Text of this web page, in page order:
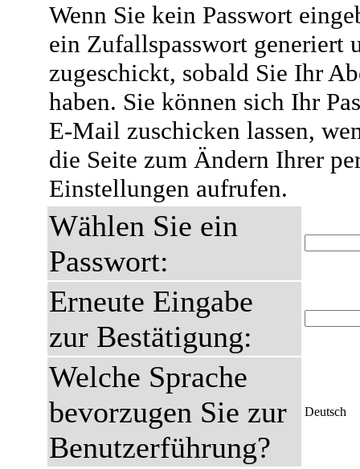
Wenn Sie kein Passwort
ein Zufallspasswort generiert
zugeschickt, sobald Sie Ihr
haben. Sie können sich Ihr
E-Mail zuschicken lassen,
die Seite zum Ändern Ihrer
Einstellungen aufrufen.
Wählen Sie ein
Passwort:
Erneute Eingabe
zur Bestätigung:
Welche Sprache
bevorzugen Sie zur
Benutzerführung?
Deutsch